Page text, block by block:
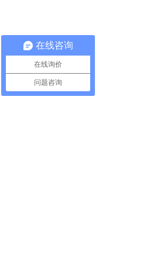
在线咨询
在线询价
问题咨询